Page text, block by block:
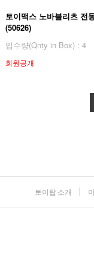
토이맥스 노바블리츠 전
(50626)
입수량(Qnty in Box) : 4
회원공개
토이탑 소개